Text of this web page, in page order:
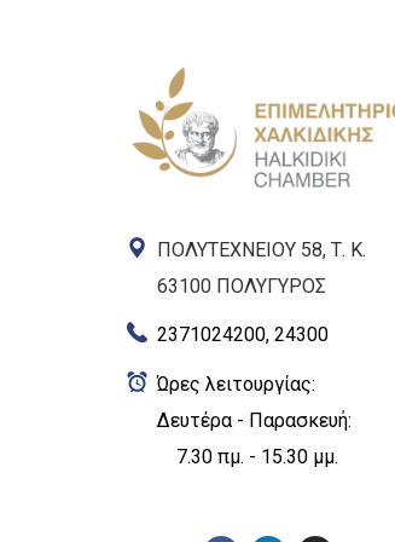
ΠΟΛΥΤΕΧΝΕΙΟΥ 58, Τ. Κ.
63100 ΠΟΛΥΓΥΡΟΣ
2371024200, 24300
Ώρες λειτουργίας:
Δευτέρα - Παρασκευή:
7.30 πμ. - 15.30 μμ.